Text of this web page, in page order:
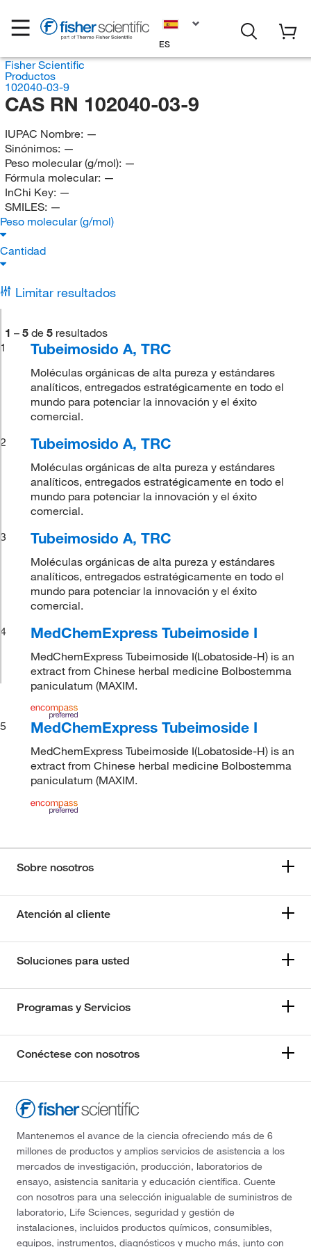
ES
Fisher Scientific
Productos
102040-03-9
CAS RN 102040-03-9
IUPAC Nombre: —
Sinónimos: —
Peso molecular (g/mol): —
Fórmula molecular: —
InChi Key: —
SMILES: —
Peso molecular (g/mol)
Cantidad
Limitar resultados
1 – 5 de 5 resultados
1
Tubeimosido A, TRC
Moléculas orgánicas de alta pureza y estándares
analíticos, entregados estratégicamente en todo el
mundo para potenciar la innovación y el éxito
comercial.
2
Tubeimosido A, TRC
Moléculas orgánicas de alta pureza y estándares
analíticos, entregados estratégicamente en todo el
mundo para potenciar la innovación y el éxito
comercial.
3
Tubeimosido A, TRC
Moléculas orgánicas de alta pureza y estándares
analíticos, entregados estratégicamente en todo el
mundo para potenciar la innovación y el éxito
comercial.
4
MedChemExpress Tubeimoside I
MedChemExpress Tubeimoside I(Lobatoside-H) is an
extract from Chinese herbal medicine Bolbostemma
paniculatum (MAXIM.
5 MedChemExpress Tubeimoside I
MedChemExpress Tubeimoside I(Lobatoside-H) is an
extract from Chinese herbal medicine Bolbostemma
paniculatum (MAXIM.
Sobre nosotros
Atención al cliente
Soluciones para usted
Programas y Servicios
Conéctese con nosotros
Mantenemos el avance de la ciencia ofreciendo más de 6
millones de productos y amplios servicios de asistencia a los
mercados de investigación, producción, laboratorios de
ensayo, asistencia sanitaria y educación científica. Cuente
con nosotros para una selección inigualable de suministros de
laboratorio, Life Sciences, seguridad y gestión de
instalaciones, incluidos productos químicos, consumibles,
equipos, instrumentos, diagnósticos y mucho más, junto con